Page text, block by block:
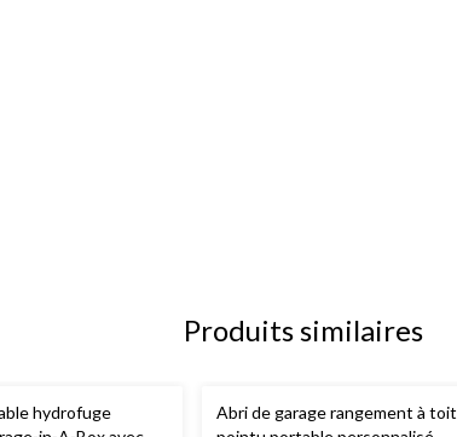
Produits similaires
hydrofuge
Abri de garage rangement à toit